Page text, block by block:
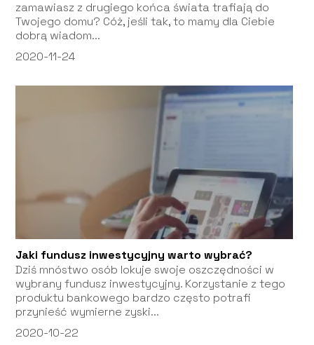
zamawiasz z drugiego końca świata trafiają do
Twojego domu? Cóż, jeśli tak, to mamy dla Ciebie
dobrą wiadom...
2020-11-24
Jaki fundusz inwestycyjny warto wybrać?
Dziś mnóstwo osób lokuje swoje oszczędności w
wybrany fundusz inwestycyjny. Korzystanie z tego
produktu bankowego bardzo często potrafi
przynieść wymierne zyski...
2020-10-22